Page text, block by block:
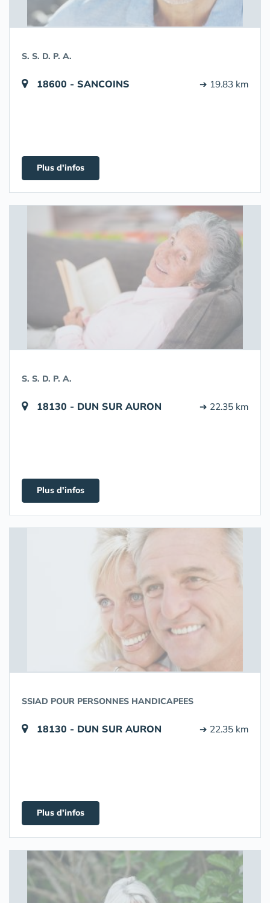
S. S. D. P. A.
18600 - SANCOINS ➔ 19.83 km
Plus d'infos
S. S. D. P. A.
18130 - DUN SUR AURON ➔ 22.35 km
Plus d'infos
SSIAD POUR PERSONNES HANDICAPEES
18130 - DUN SUR AURON ➔ 22.35 km
Plus d'infos